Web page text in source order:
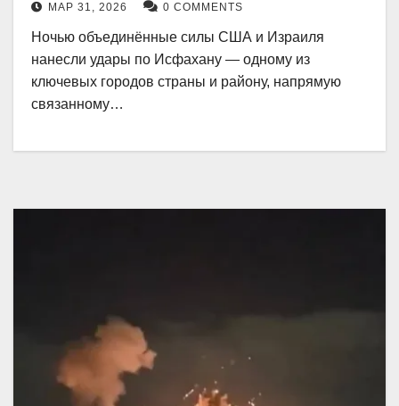
МАР 31, 2026 0 COMMENTS
Ночью объединённые силы США и Израиля
нанесли удары по Исфахану — одному из
ключевых городов страны и району, напрямую
связанному…